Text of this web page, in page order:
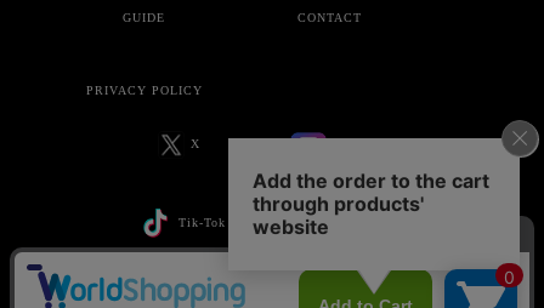
GUIDE CONTACT
PRIVACY POLICY
X
Tik-Tok